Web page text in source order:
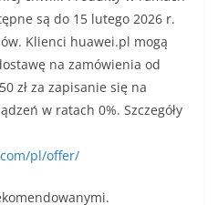
są do 15 lutego 2026 r.
Klienci huawei.pl mogą
na zamówienia od
zł za zapisanie się na
w ratach 0%. Szczegóły
pl/offer/